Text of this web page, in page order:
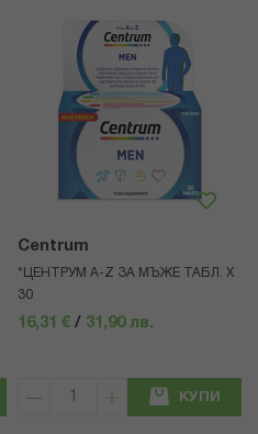
Centrum
*ЦЕНТРУМ A-Z ЗА МЪЖЕ ТАБЛ. Х
30
16,31 € / 31,90 лв.
КУПИ